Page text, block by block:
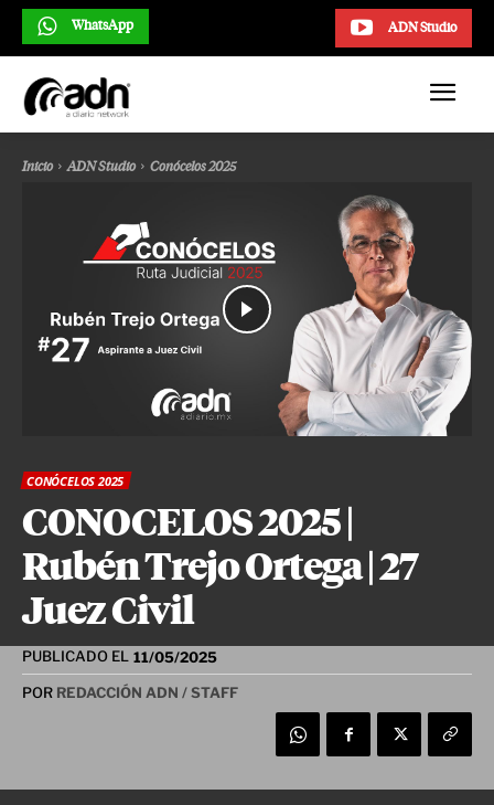
ADN Studio
WhatsApp
Inicio ADN Studio Conócelos 2025
CONÓCELOS 2025
CONOCELOS 2025 |
Rubén Trejo Ortega | 27
Juez Civil
PUBLICADO EL 11/05/2025
POR REDACCIÓN ADN / STAFF